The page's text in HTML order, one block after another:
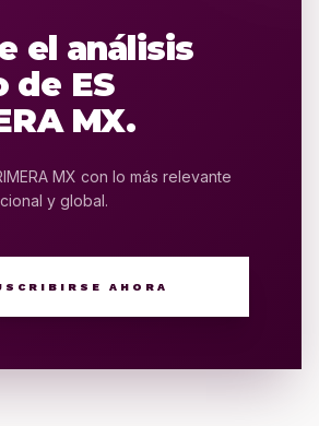
el análisis
de ES
MX.
MX con lo más relevante
y global.
AHORA